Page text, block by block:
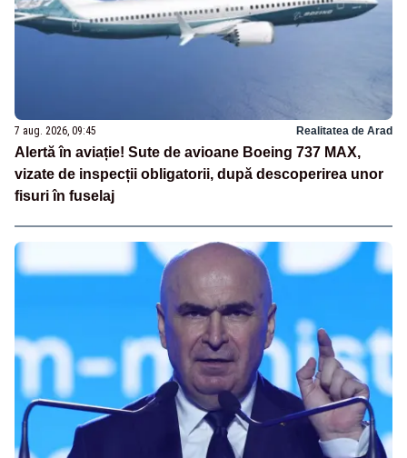
7 aug. 2026, 09:45 Realitatea de Arad
Alertă în aviație! Sute de avioane Boeing 737 MAX,
vizate de inspecții obligatorii, după descoperirea unor
fisuri în fuselaj